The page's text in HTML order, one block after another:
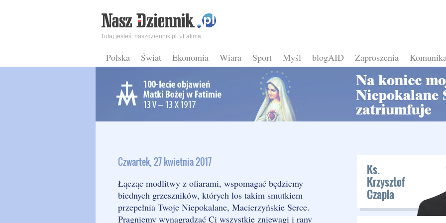
Polska Świat Ekonomia Wiara Sport Myśl blogAID Zaproszenia
Tutaj jesteś: naszdziennik.pl Fatima
Czwartek, 27 kwietnia 2017
Łącząc modlitwy z ofiarami, wspomagać będziemy
biednych grzeszników, których los takim smutkiem
przepełnia Twoje Niepokalane, Macierzyńskie Serce.
Pragniemy wynagradzać Ci wszystkie zniewagi i rany
Ks.
Krzysztof
Czapla